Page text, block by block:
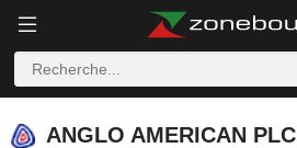
ANGLO AMERICAN PLC
ANGLO AMERICAN PLC